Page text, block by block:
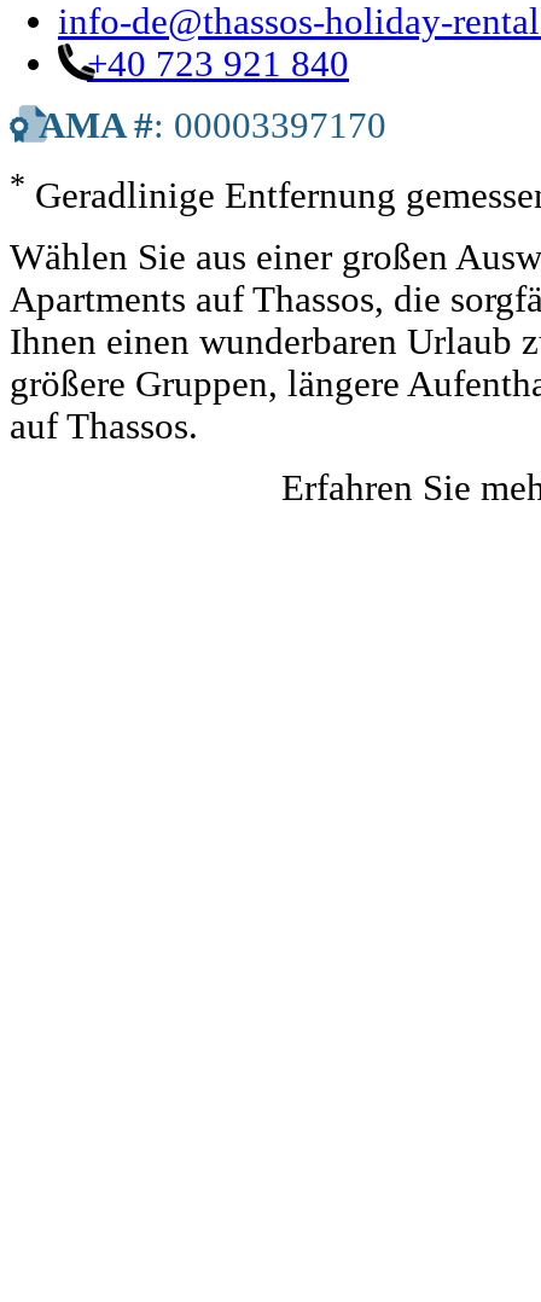
info-de@thassos-holiday-
+40 723 921 840
AMA #: 00003397170
* Geradlinige Entfernung
Wählen Sie aus einer großen
Apartments auf Thassos, die
Ihnen einen wunderbaren Urlaub
größere Gruppen, längere
auf Thassos.
Erfahren Sie